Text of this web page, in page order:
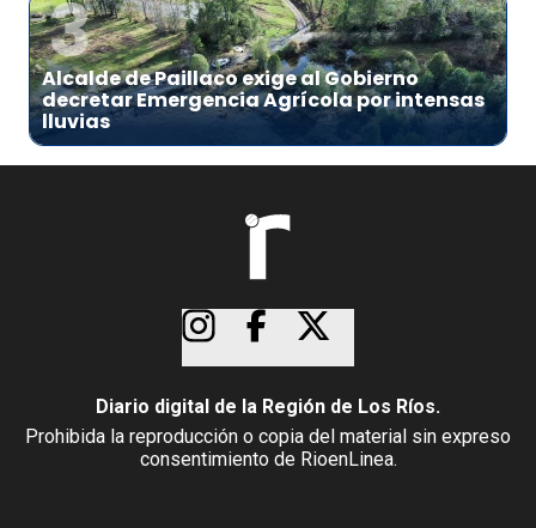
3
Alcalde de Paillaco exige al Gobierno
decretar Emergencia Agrícola por intensas
lluvias
Diario digital de la Región de Los Ríos.
Prohibida la reproducción o copia del material sin expreso
consentimiento de RioenLinea.